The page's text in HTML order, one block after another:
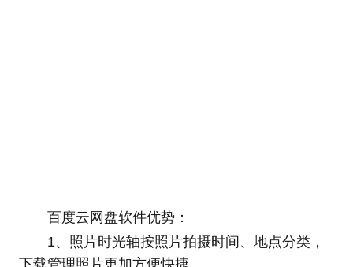
百度云网盘软件优势：
1、照片时光轴按照片拍摄时间、地点分类，